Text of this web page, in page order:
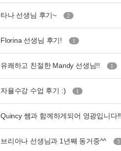
타나 선생님 후기~ 2
Florina 선생님 후기! 1
유쾌하고 친절한 Mandy 선생님!! 1
자율수강 수업 후기 :) 1
Quincy 쌤과 함께하게되어 영광입니다!!
브리아나 선생님과 1년째 동거중^^ 3